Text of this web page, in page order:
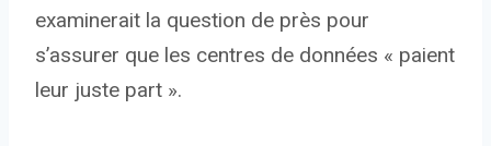
examinerait la question de près pour
s’assurer que les centres de données « paient
leur juste part ».